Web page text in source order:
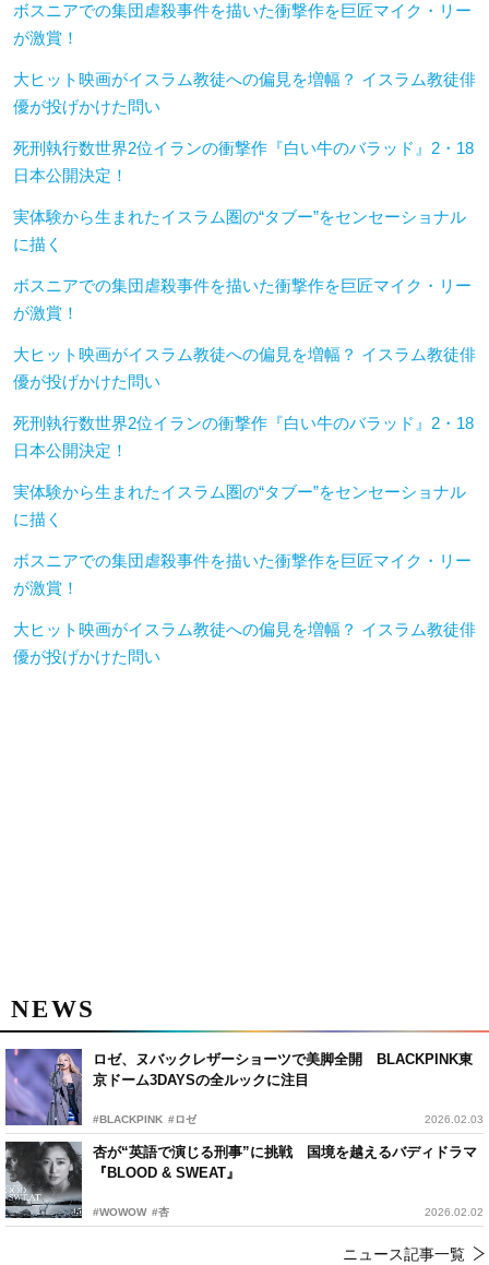
ボスニアでの集団虐殺事件を描いた衝撃作を巨匠マイク・リー
が激賞！
大ヒット映画がイスラム教徒への偏見を増幅？ イスラム教徒俳
優が投げかけた問い
死刑執行数世界2位イランの衝撃作『白い牛のバラッド』2・18
日本公開決定！
実体験から生まれたイスラム圏の“タブー”をセンセーショナル
に描く
ボスニアでの集団虐殺事件を描いた衝撃作を巨匠マイク・リー
が激賞！
大ヒット映画がイスラム教徒への偏見を増幅？ イスラム教徒俳
優が投げかけた問い
死刑執行数世界2位イランの衝撃作『白い牛のバラッド』2・18
日本公開決定！
実体験から生まれたイスラム圏の“タブー”をセンセーショナル
に描く
ボスニアでの集団虐殺事件を描いた衝撃作を巨匠マイク・リー
が激賞！
大ヒット映画がイスラム教徒への偏見を増幅？ イスラム教徒俳
優が投げかけた問い
NEWS
ロゼ、ヌバックレザーショーツで美脚全開 BLACKPINK東
京ドーム3DAYSの全ルックに注目
#BLACKPINK #ロゼ 2026.02.03
杏が“英語で演じる刑事”に挑戦 国境を越えるバディドラマ
『BLOOD & SWEAT』
#WOWOW #杏 2026.02.02
ニュース記事一覧